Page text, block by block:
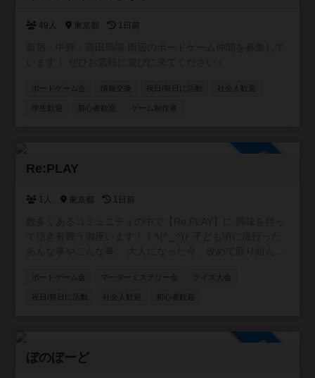
49人 東京都 1日前
ボードゲーム会 情報交換 祝日/祭日に活動 社会人歓迎
学生歓迎 初心者歓迎 ゲーム制作者
Re:PLAY
1人 東京都 1日前
ンセプトのコミュニティです！！ 主に懐かしい遊びや、 流
行ってはいたけど結局やれずじまいだったこと、 あの当時
逃走中、クイズ大会、 缶蹴りに紙飛行機飛ばしなどな
ど！！ ありとあらゆるコンテンツを シーズンと会場によっ
ボードゲーム会 マーダーミステリー会 クイズ大会
祝日/祭日に活動 社会人歓迎 初心者歓迎
ぼのぼーど